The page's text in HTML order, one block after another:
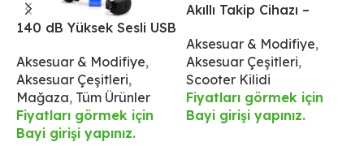
140 dB Yüksek Sesli USB
Işıklı Ön Aydınlatma –
IPX6 Su Geçirmez
Aksesuar & Modifiye,
Aksesuar Çeşitleri,
Mağaza, Tüm Ürünler
Fiyatları görmek için
Bayi girişi yapınız.
Akıllı Takip Cihazı –
Aksesuar & Modifiye,
Aksesuar Çeşitleri,
Scooter Kilidi
Fiyatları görmek için
Bayi girişi yapınız.